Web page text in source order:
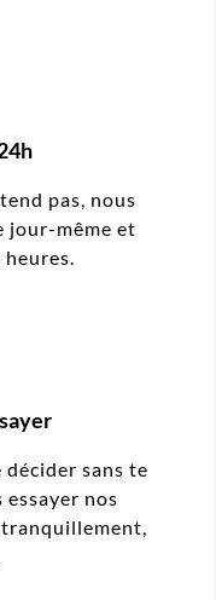
pas, nous
jour-même et
sans te
essayer nos